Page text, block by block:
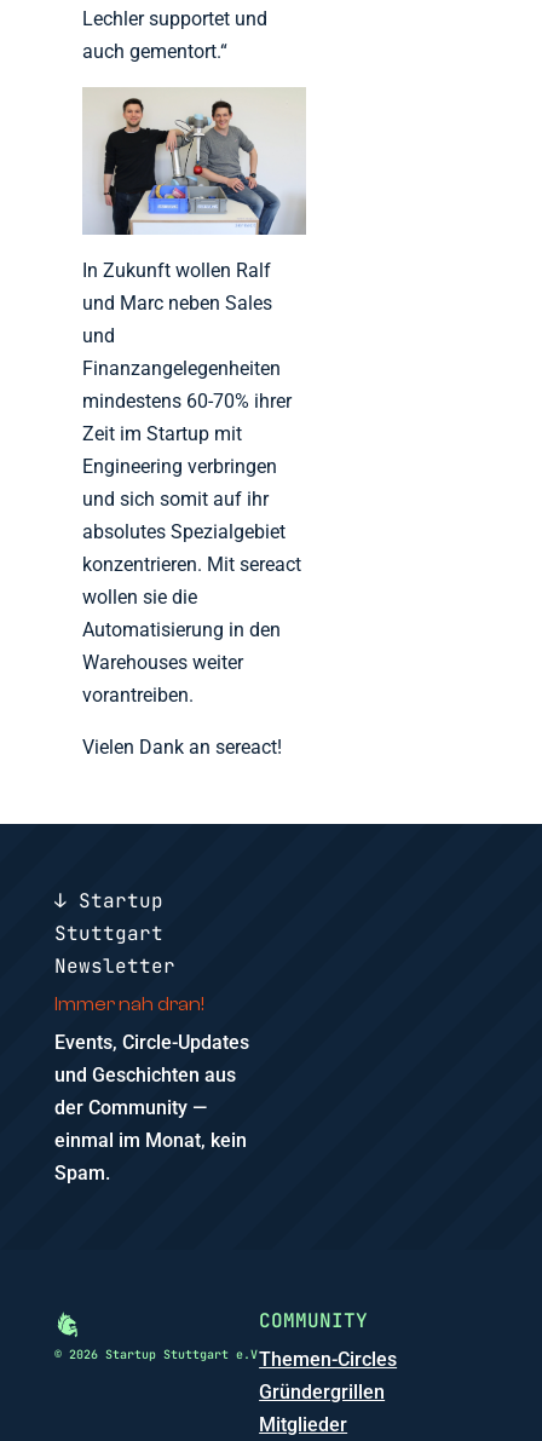
Lechler supportet und
auch gementort.“
In Zukunft wollen Ralf
und Marc neben Sales
und
Finanzangelegenheiten
mindestens 60-70% ihrer
Zeit im Startup mit
Engineering verbringen
und sich somit auf ihr
absolutes Spezialgebiet
konzentrieren. Mit sereact
wollen sie die
Automatisierung in den
Warehouses weiter
vorantreiben.
Vielen Dank an sereact!
↓ Startup
Stuttgart
Newsletter
Immer nah dran!
Events, Circle-Updates
und Geschichten aus
der Community —
einmal im Monat, kein
Spam.
© 2026 Startup Stuttgart e.V
COMMUNITY
Themen-Circles
Gründergrillen
Mitglieder